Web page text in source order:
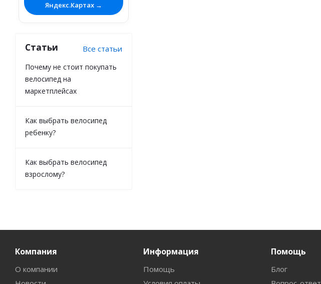
Яндекс.Картах →
Статьи Все статьи
Почему не стоит покупать
велосипед на
маркетплейсах
Как выбрать велосипед
ребенку?
Как выбрать велосипед
взрослому?
Компания
О компании
Информация
Помощь
Помощь
Блог